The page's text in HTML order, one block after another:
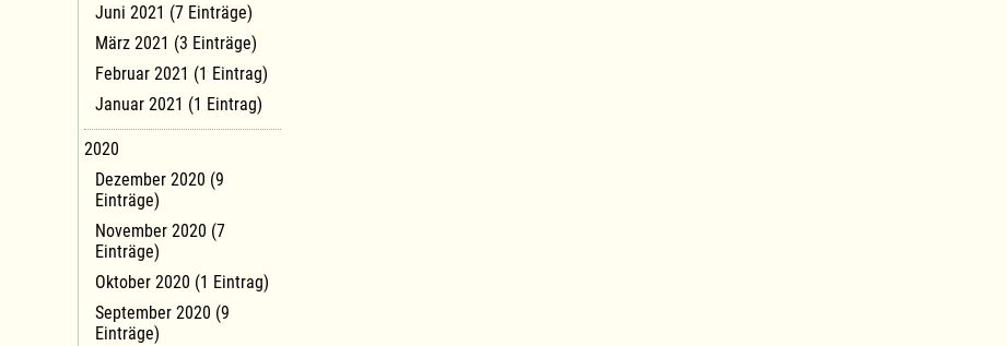
Juni 2021 (7 Einträge)
März 2021 (3 Einträge)
Februar 2021 (1 Eintrag)
Januar 2021 (1 Eintrag)
2020
Dezember 2020 (9
Einträge)
November 2020 (7
Einträge)
Oktober 2020 (1 Eintrag)
September 2020 (9
Einträge)